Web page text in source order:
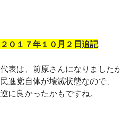
２０１７年１０月２日追記
代表は、前原さんになりましたが
民進党自体が壊滅状態なので、
逆に良かったかもですね。